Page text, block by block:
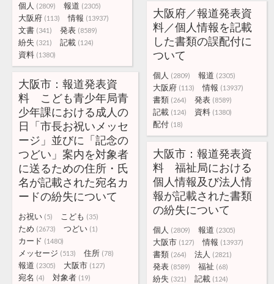
個人 (2809) 報道 (2305)
大阪府 (113) 情報 (13937)
文書 (341) 発表 (8589)
紛失 (321) 記載 (124)
資料 (1380)
大阪府／報道発表資
料／個人情報を記載
した書類の誤配付に
ついて
個人 (2809) 報道 (2305)
大阪府 (113) 情報 (13937)
書類 (264) 発表 (8589)
記載 (124) 資料 (1380)
配付 (18)
大阪市：報道発表資
料 こども青少年局青
少年課における成人の
日「市長お祝いメッセ
ージ」並びに「記念の
つどい」案内を対象者
に送るための住所・氏
名が記載された宛名カ
ードの紛失について
お祝い (5) こども (35)
ため (2673) つどい (1)
カード (1480)
メッセージ (513) 住所 (78)
報道 (2305) 大阪市 (127)
宛名 (4) 対象者 (19)
大阪市：報道発表資
料 福祉局における
個人情報及び法人情
報が記載された書類
の紛失について
個人 (2809) 報道 (2305)
大阪市 (127) 情報 (13937)
書類 (264) 法人 (2821)
発表 (8589) 福祉 (68)
紛失 (321) 記載 (124)